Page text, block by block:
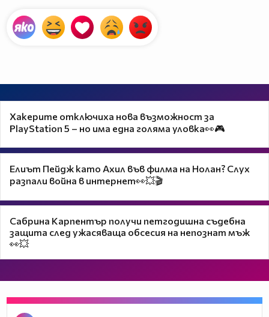
Хакерите отключиха нова възможност за
PlayStation 5 – но има една голяма уловка👀🎮
Елиът Пейдж като Ахил във филма на Нолан? Слух
разпали война в интернет👀💥🎬
Сабрина Карпентър получи петгодишна съдебна
защита след ужасяваща обсесия на непознат мъж
👀💥